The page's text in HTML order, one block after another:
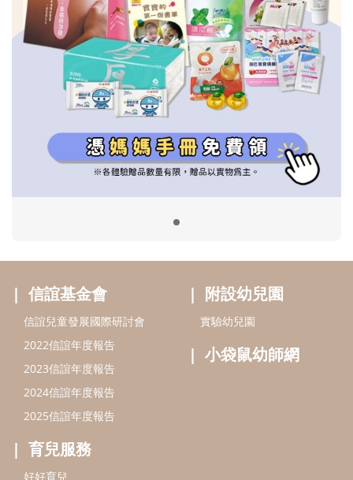
信誼基金會
2022信誼年度報告
2023信誼年度報告
2024信誼年度報告
好孕袋
分齡育兒電子報
線上教養諮詢
附設幼兒園
小袋鼠幼師網
出版服務
信誼基金出版社
閱讀推廣
Bookstart閱讀起步走